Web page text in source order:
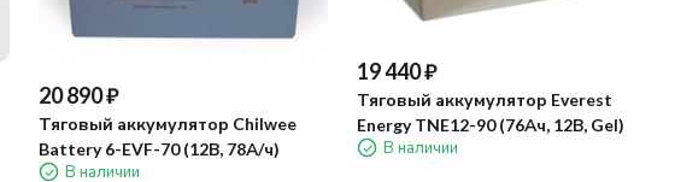
20 890₽
Тяговый аккумулятор Chilwee
Battery 6-EVF-70 (12В, 78А/ч)
В наличии
19 440₽
Тяговый аккумулятор Everest
Energy TNE12-90 (76Ач, 12В, Gel)
В наличии